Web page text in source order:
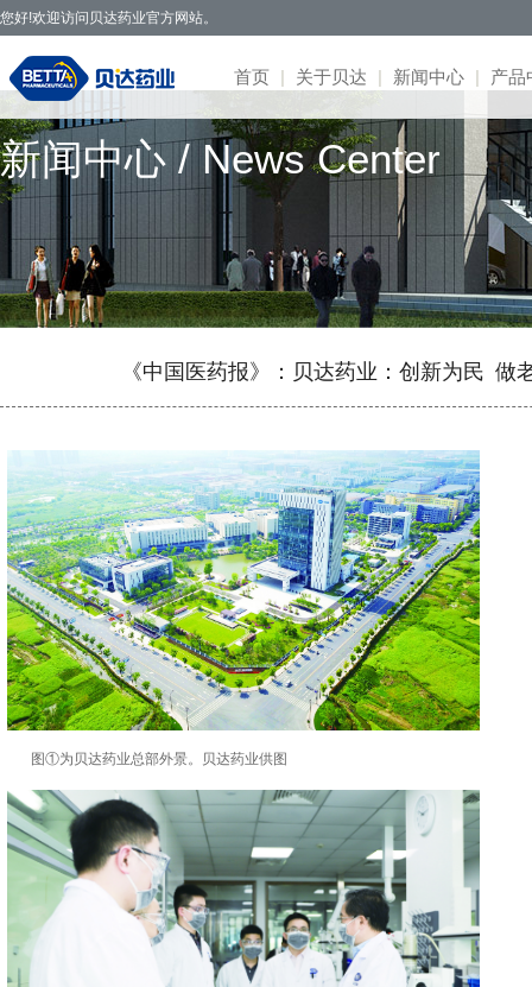
您好!欢迎访问贝达药业官方网站。
首页 | 关于贝达 | 新闻中心 | 产品
贝达药业秉承开拓创新、造福于民的发
展理念，致力于通过新药研发，努力实现创
新为民、科技惠民，做更多吃得起的好药，
· 公司简介
· 管理团队
· 历程荣誉
· 公司文化
· 公司新闻
· 两会专题
· 凯美纳
· 贝安汀
· 赛美纳
· 伏美纳
· 康美纳
· 奥福民
· 贝泽汀
· 研发体系
· 患者招募
· 战略合作
· 园区概况
· 明星项目
· 项目简介
· 公司公告
· 互动交流
· 社会招聘
· 联系方式
· 不良反应
新闻中心 / News Center
《中国医药报》：贝达药业：创新为民 做
图①为贝达药业总部外景。贝达药业供图